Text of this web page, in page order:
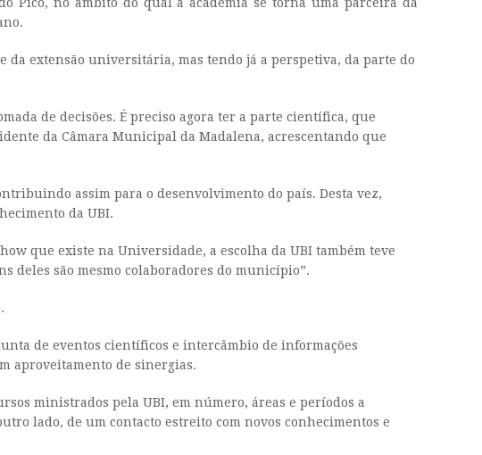
Pico, no âmbito do qual a academia se torna uma parceira da
da extensão universitária, mas tendo já a perspetiva, da parte do
de decisões. É preciso agora ter a parte científica, que
da Câmara Municipal da Madalena, acrescentando que
assim para o desenvolvimento do país. Desta vez,
da UBI.
que existe na Universidade, a escolha da UBI também teve
deles são mesmo colaboradores do município”.
de eventos científicos e intercâmbio de informações
aproveitamento de sinergias.
ministrados pela UBI, em número, áreas e períodos a
lado, de um contacto estreito com novos conhecimentos e